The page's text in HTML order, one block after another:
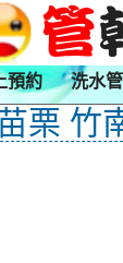
預約 洗水
栗 竹